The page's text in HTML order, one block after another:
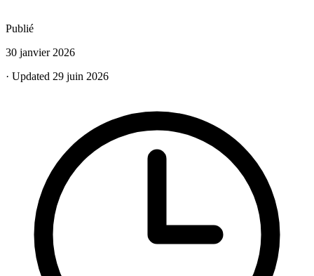
Publié
30 janvier 2026
· Updated 29 juin 2026